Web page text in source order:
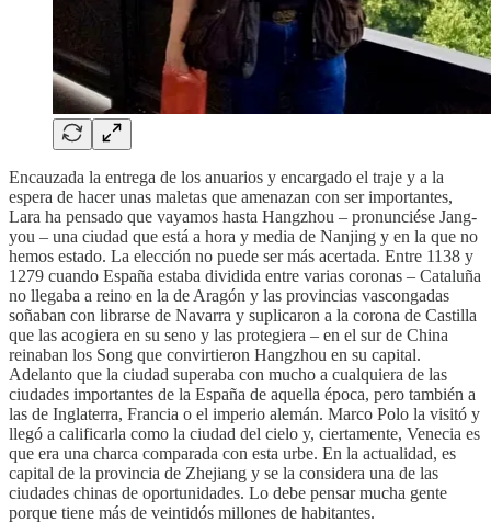
Encauzada la entrega de los anuarios y encargado el traje y a la
espera de hacer unas maletas que amenazan con ser importantes,
Lara ha pensado que vayamos hasta Hangzhou – pronunciése Jang-
you – una ciudad que está a hora y media de Nanjing y en la que no
hemos estado. La elección no puede ser más acertada. Entre 1138 y
1279 cuando España estaba dividida entre varias coronas – Cataluña
no llegaba a reino en la de Aragón y las provincias vascongadas
soñaban con librarse de Navarra y suplicaron a la corona de Castilla
que las acogiera en su seno y las protegiera – en el sur de China
reinaban los Song que convirtieron Hangzhou en su capital.
Adelanto que la ciudad superaba con mucho a cualquiera de las
ciudades importantes de la España de aquella época, pero también a
las de Inglaterra, Francia o el imperio alemán. Marco Polo la visitó y
llegó a calificarla como la ciudad del cielo y, ciertamente, Venecia es
que era una charca comparada con esta urbe. En la actualidad, es
capital de la provincia de Zhejiang y se la considera una de las
ciudades chinas de oportunidades. Lo debe pensar mucha gente
porque tiene más de veintidós millones de habitantes.